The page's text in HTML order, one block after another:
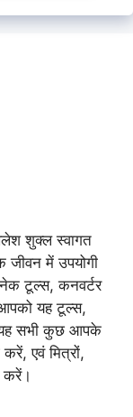
शुक्ल स्वागत
जीवन में उपयोगी
टूल्स, कनवर्टर
यह टूल्स,
यह सभी कुछ आपके
एवं मित्रों,
करें।